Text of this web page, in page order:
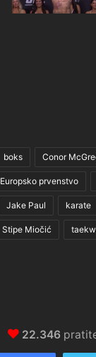
boks Conor
Europsko prvenstvo
Jake Paul karate
Stipe Miočić
22.346